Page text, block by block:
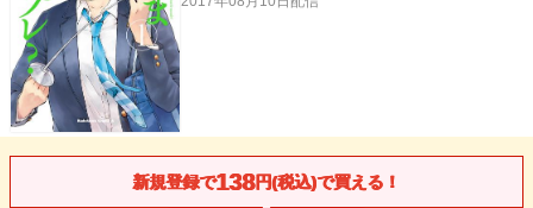
新規登録で138円(税込)で買える！